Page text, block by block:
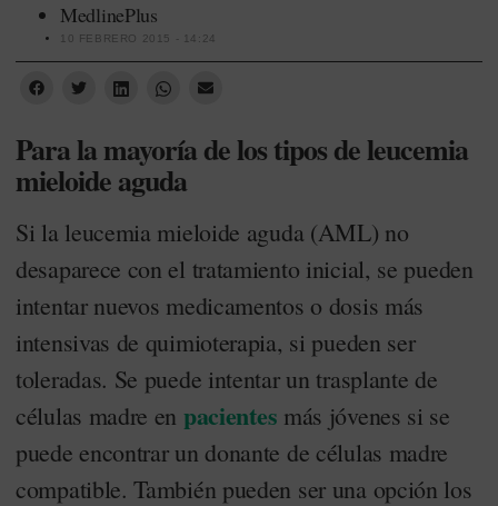
MedlinePlus
10 FEBRERO 2015 - 14:24
Para la mayoría de los tipos de leucemia
mieloide aguda
Si la leucemia mieloide aguda (AML) no
desaparece con el tratamiento inicial, se pueden
intentar nuevos medicamentos o dosis más
intensivas de quimioterapia, si pueden ser
toleradas. Se puede intentar un trasplante de
células madre en pacientes más jóvenes si se
puede encontrar un donante de células madre
compatible. También pueden ser una opción los